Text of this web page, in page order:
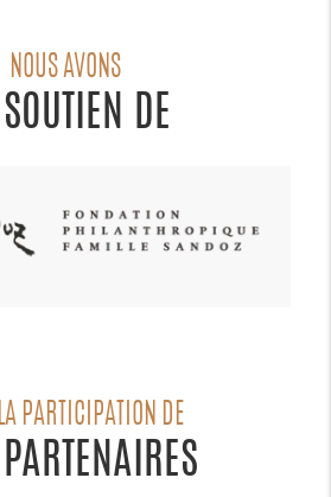
NOUS AVONS
DE
PARTICIPATION DE